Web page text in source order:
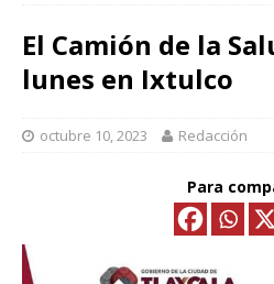
El Camión de la
lunes en Ixtulco
octubre 10, 2023 Redacción
Para